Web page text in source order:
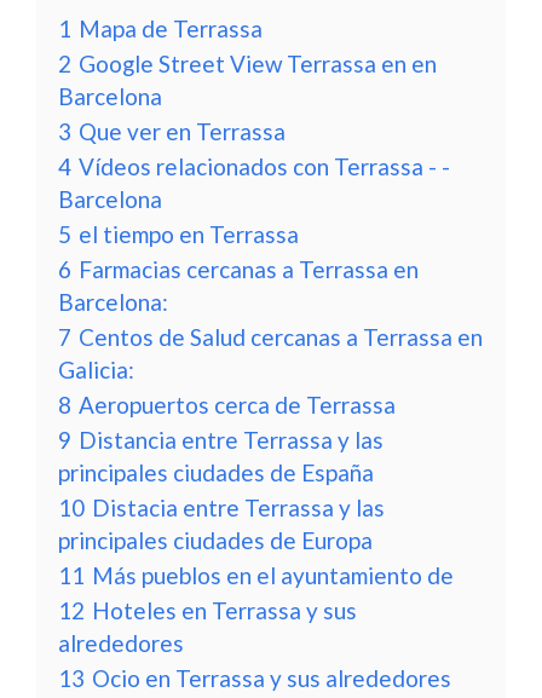
1 Mapa de Terrassa
2 Google Street View Terrassa en en
Barcelona
3 Que ver en Terrassa
4 Vídeos relacionados con Terrassa - -
Barcelona
5 el tiempo en Terrassa
6 Farmacias cercanas a Terrassa en
Barcelona:
7 Centos de Salud cercanas a Terrassa en
Galicia:
8 Aeropuertos cerca de Terrassa
9 Distancia entre Terrassa y las
principales ciudades de España
10 Distacia entre Terrassa y las
principales ciudades de Europa
11 Más pueblos en el ayuntamiento de
12 Hoteles en Terrassa y sus
alrededores
13 Ocio en Terrassa y sus alrededores